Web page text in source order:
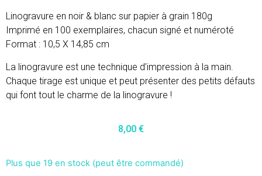
Linogravure en noir & blanc sur papier à grain 180g
Imprimé en 100 exemplaires, chacun signé et numéroté
Format : 10,5 X 14,85 cm
La linogravure est une technique d’impression à la main.
Chaque tirage est unique et peut présenter des petits défauts
qui font tout le charme de la linogravure !
8,00 €
Plus que 19 en stock (peut être commandé)